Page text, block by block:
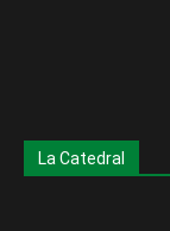
La Catedral